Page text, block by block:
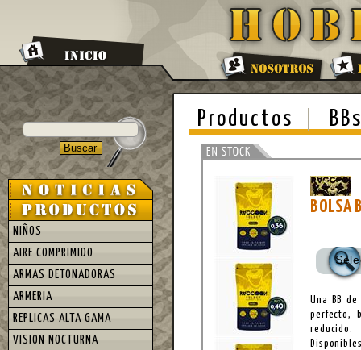
Productos
BOLSA
Una BB
perfecto,
reducido.
NIÑOS
AIRE COMPRIMIDO
ARMAS DETONADORAS
ARMERIA
REPLICAS ALTA GAMA
VISION NOCTURNA